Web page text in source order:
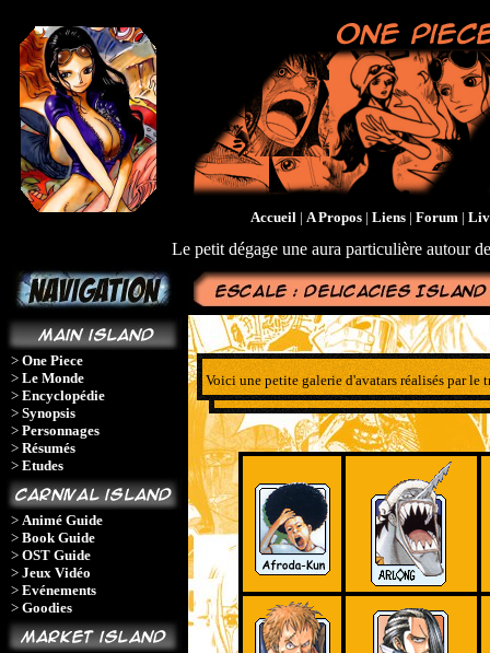
Accueil | A Propos | Liens | Forum |
Le petit dégage une aura particulière autour
> One Piece
> Le Monde
> Encyclopédie
> Synopsis
> Personnages
> Résumés
> Etudes
> Animé Guide
> Book Guide
> OST Guide
> Jeux Vidéo
> Evénements
> Goodies
Voici une petite galerie d'avatars réalisés par le